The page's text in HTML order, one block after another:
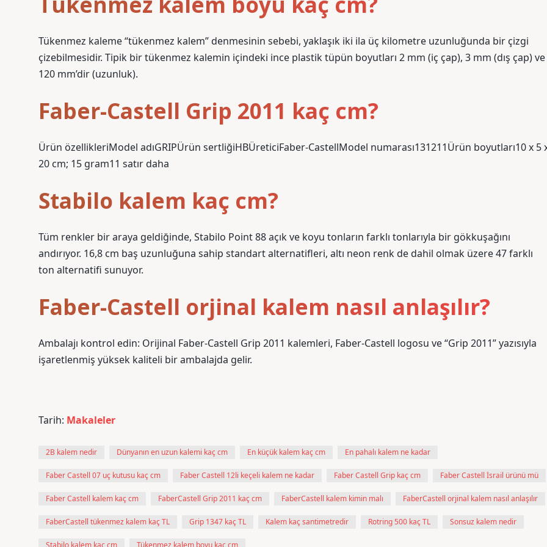
Tükenmez kaleme “tükenmez kalem” denmesinin sebebi, yaklaşık iki ila üç kilometre uzunluğunda bir çizgi
çizebilmesidir. Tipik bir tükenmez kalemin içindeki ince plastik tüpün boyutları 2 mm (iç çap), 3 mm (dış çap) ve
120 mm’dir (uzunluk).
Faber-Castell Grip 2011 kaç cm?
Ürün özellikleriModel adı‎GRIPÜrün sertliği‎HBÜretici‎Faber-CastellModel numarası‎131211Ürün boyutları‎10 x 5
20 cm; 15 gram11 satır daha
Stabilo kalem kaç cm?
Tüm renkler bir araya geldiğinde, Stabilo Point 88 açık ve koyu tonların farklı tonlarıyla bir gökkuşağını
andırıyor. 16,8 cm baş uzunluğuna sahip standart alternatifleri, altı neon renk de dahil olmak üzere 47 farklı
ton alternatifi sunuyor.
Faber-Castell orjinal kalem nasıl anlaşılır?
Ambalajı kontrol edin: Orijinal Faber-Castell Grip 2011 kalemleri, Faber-Castell logosu ve “Grip 2011” yazısıyla
işaretlenmiş yüksek kaliteli bir ambalajda gelir.
Tarih: Makaleler
2B kalem nedir Dünyanın en uzun kalemi kaç cm En küçük kalem kaç cm En pahalı kalem ne kadar
Faber Castell 07 uç kutusu kaç cm Faber Castell 12li keçeli kalem ne kadar Faber Castell Grip kaç cm Faber Castell İsrail ürünü mü
Faber Castell kalem kaç cm FaberCastell Grip 2011 kaç cm FaberCastell kalem kimin malı FaberCastell orjinal kalem nasıl anlaşılır
FaberCastell tükenmez kalem kaç TL Grip 1347 kaç TL Kalem kaç santimetredir Rotring 500 kaç TL Sonsuz kalem nedir
Stabilo kalem kaç cm Tükenmez kalem boyu kaç cm